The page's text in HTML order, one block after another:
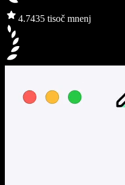
4.7435 tisoč mnenj